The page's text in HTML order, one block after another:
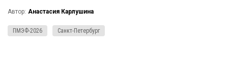
Автор: Анастасия Карлушина
ПМЭФ-2026 Санкт-Петербург